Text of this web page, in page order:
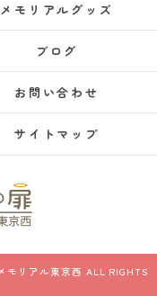
メモリアルグッズ
ブログ
お問い合わせ
サイトマップ
モリアル東京西 ALL RIGHTS